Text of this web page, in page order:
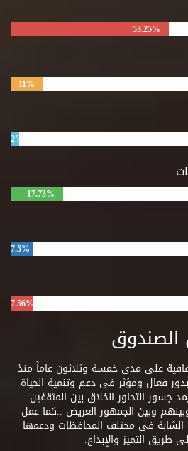
53.25%
11%
2%
17.73%
7.5%
7.56%
الصندوق
على مدى خمسة وثلاثون عاماً منذ
أن يقوم بدور فعال ومؤثر فى دعم وتنمية الحياة
جسور التحاور الخلاق بين المثقفين
وبين الجمهور العريض ..كما عمل
فى مختلف المحافظات ودعمها
طريق التميز والإبداع.